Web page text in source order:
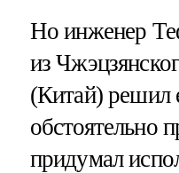
Но инженер
из
(Китай) решил
обстоятельно
придумал